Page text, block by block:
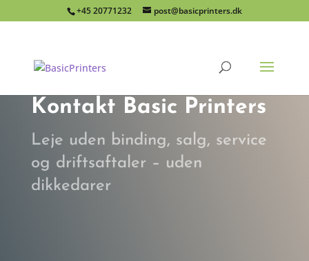
+45 20771232 post@basicprinters.dk
Kontakt Basic Printers
Leje uden binding, salg, service
og driftsaftaler – uden
dikkedarer